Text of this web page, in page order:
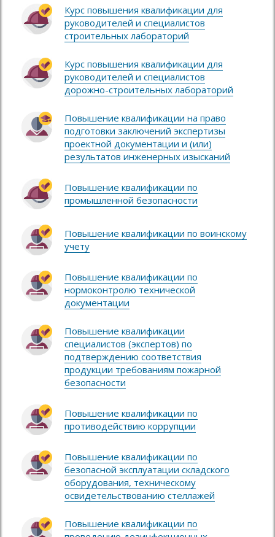
Курс повышения квалификации для
руководителей и специалистов
строительных лабораторий
Курс повышения квалификации для
руководителей и специалистов
дорожно-строительных лабораторий
Повышение квалификации на право
подготовки заключений экспертизы
проектной документации и (или)
результатов инженерных изысканий
Повышение квалификации по
промышленной безопасности
Повышение квалификации по воинскому
учету
Повышение квалификации по
нормоконтролю технической
документации
Повышение квалификации
специалистов (экспертов) по
подтверждению соответствия
продукции требованиям пожарной
безопасности
Повышение квалификации по
противодействию коррупции
Повышение квалификации по
безопасной эксплуатации складского
оборудования, техническому
освидетельствованию стеллажей
Повышение квалификации по